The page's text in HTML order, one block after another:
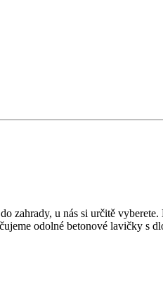
zahrady, u nás si určitě
odolné betonové lavičky